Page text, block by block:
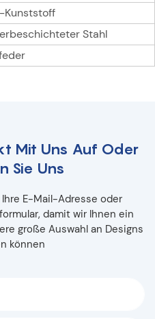
Kunststoff
Stahl
Mit Uns Auf Oder
Sie Uns
E-Mail-Adresse oder
damit wir Ihnen ein
große Auswahl an Designs
können